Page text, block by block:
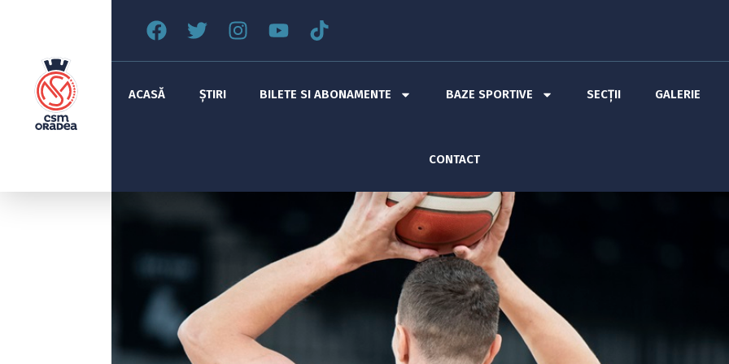
ACASĂ ȘTIRI BILETE SI ABONAMENTE BAZE SPORTIVE SECȚII GALERIE
CONTACT